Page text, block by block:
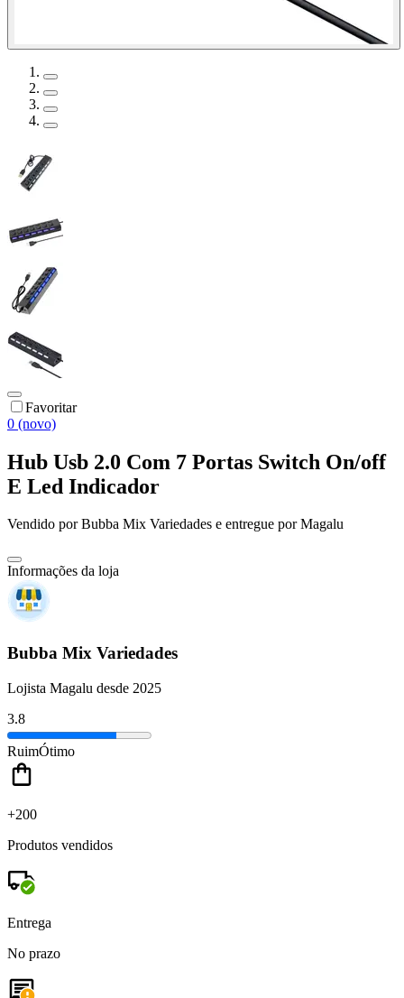
Favoritar
0 (novo)
Hub Usb 2.0 Com 7 Portas Switch On/off
E Led Indicador
Vendido porBubba Mix Variedades e entregue por Magalu
Informações da loja
Bubba Mix Variedades
Lojista Magalu desde 2025
3.8
RuimÓtimo
+200
Produtos vendidos
Entrega
No prazo